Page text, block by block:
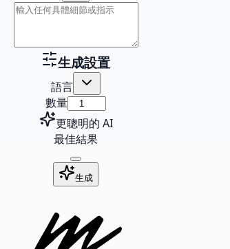
生成設置
語言
數量
更聰明的 AI
最佳結果
生成